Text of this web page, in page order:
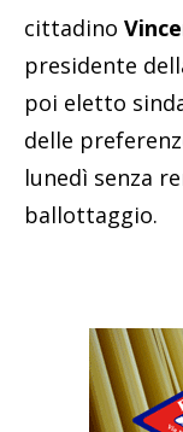
cittadino
presidente
poi eletto
delle
lunedì senza
ballottaggio.